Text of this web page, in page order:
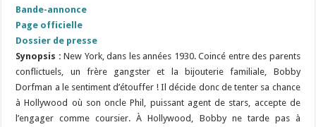
Bande-annonce
Page officielle
Dossier de presse
Synopsis :New York, dans les années 1930. Coincé entre des parents
conflictuels, un frère gangster et la bijouterie familiale, Bobby
Dorfman a le sentiment d’étouffer ! Il décide donc de tenter sa chance
à Hollywood où son oncle Phil, puissant agent de stars, accepte de
l’engager comme coursier. À Hollywood, Bobby ne tarde pas à